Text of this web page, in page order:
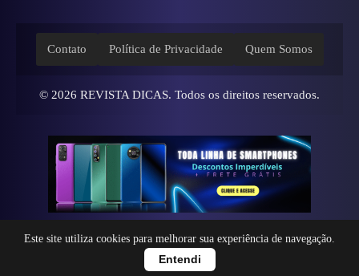
Contato Política de Privacidade Quem Somos
© 2026 REVISTA DICAS. Todos os direitos reservados.
Tema desenvolvido por Fredson Santana
Este site utiliza cookies para melhorar sua experiência de navegação.
Entendi